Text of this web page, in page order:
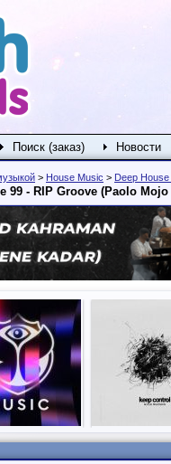
Поиск (заказ) Новости
> House Music > Deep
99 - RIP Groove (Paolo